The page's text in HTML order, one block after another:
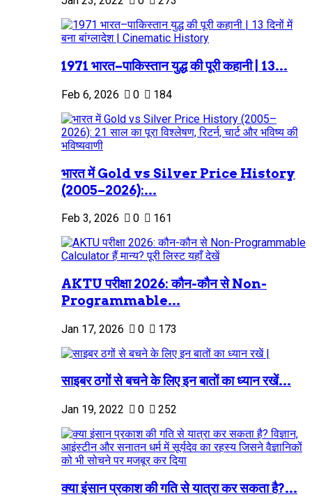
1971 भारत–पाकिस्तान युद्ध की पूरी कहानी | 13...
Feb 6, 2026 0 184
भारत में Gold vs Silver Price History
(2005–2026):...
Feb 3, 2026 0 161
AKTU परीक्षा 2026: कौन-कौन से Non-
Programmable...
Jan 17, 2026 0 173
साइबर ठगों से बचने के लिए इन बातों का ध्यान रखें...
Jan 19, 2022 0 252
क्या इंसान प्रकाश की गति से यात्रा कर सकता है?...